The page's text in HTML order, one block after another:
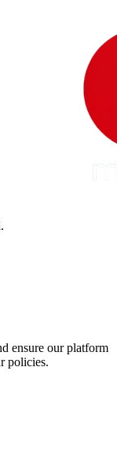
ensure our platform
policies.